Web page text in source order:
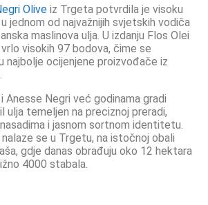
Olive iz Trgeta potvrdila je visoku
jednom od najvažnijih svjetskih vodiča
maslinova ulja. U izdanju Flos Olei
visokih 97 bodova, čime se
najbolje ocijenjene proizvođače iz
Anesse Negri već godinama gradi
ulja temeljen na preciznoj preradi,
i jasnom sortnom identitetu.
nalaze se u Trgetu, na istočnoj obali
gdje danas obrađuju oko 12 hektara
4000 stabala.